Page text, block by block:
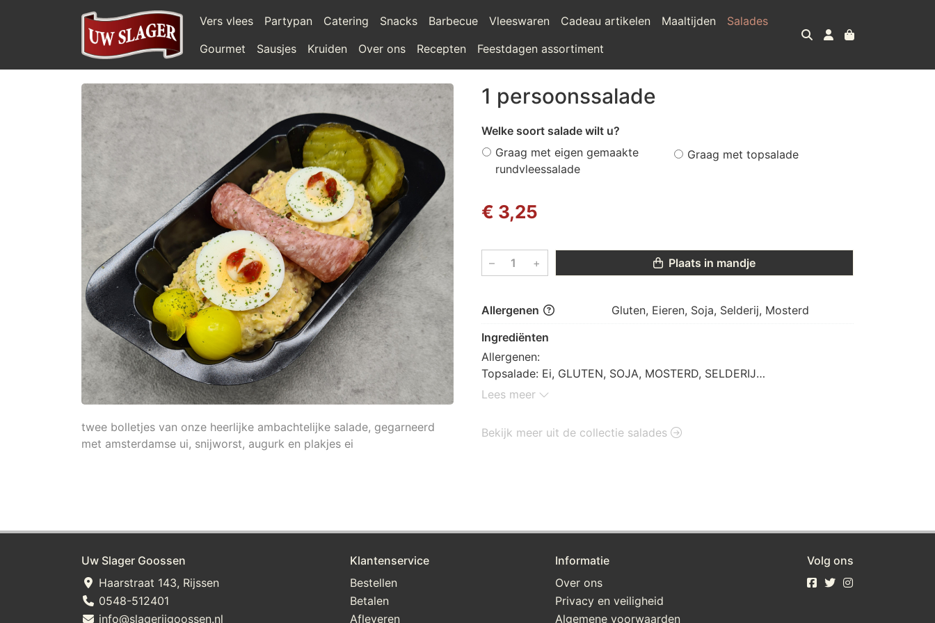
Vers vlees Partypan Catering Snacks Barbecue Vleeswaren Cadeau artikelen Maaltijden
Salades
Gourmet
Sausjes Kruiden Over ons Recepten Feestdagen assortiment
twee bolletjes van onze heerlijke ambachtelijke salade, gegarneerd
met amsterdamse ui, snijworst, augurk en plakjes ei
1 persoonssalade
Welke soort salade wilt u?
Graag met eigen gemaakte
rundvleessalade
Graag met topsalade
€ 3,25
– + Plaats in mandje
Allergenen
Gluten, Eieren, Soja, Selderij, Mosterd
Ingrediënten
Allergenen:
Topsalade: Ei, GLUTEN, SOJA, MOSTERD, SELDERIJ
Eigen gemaakt rundvleessalade: SELDERIJ, Ei, MOSTERD
Lees meer
Bekijk meer uit de collectie salades
Uw Slager Goossen
Haarstraat 143, Rijssen
0548-512401
info@slagerijgoossen.nl
Klantenservice
Bestellen
Betalen
Afleveren
Informatie
Over ons
Privacy en veiligheid
Algemene voorwaarden
Volg ons